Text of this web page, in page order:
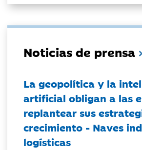
Noticias de prensa
La geopolítica y la
artificial obligan a las
replantear sus
crecimiento - Naves
logísticas